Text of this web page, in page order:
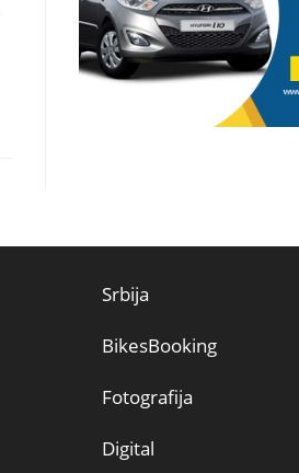
Srbija
BikesBooking
Fotografija
Digital